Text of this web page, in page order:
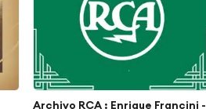
Archivo RCA : Enrique Francini -